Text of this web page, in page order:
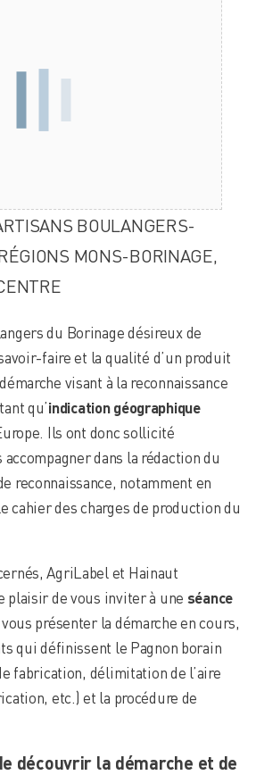
BOULANGERS-
MONS-BORINAGE,
du Borinage désireux de
faire et la qualité d’un produit
visant à la reconnaissance
qu’indication géographique
Ils ont donc sollicité
accompagner dans la rédaction du
reconnaissance, notamment en
cahier des charges de production du
AgriLabel et Hainaut
plaisir de vous inviter à une séance
présenter la démarche en cours,
qui définissent le Pagnon borain
fabrication, délimitation de l’aire
etc.) et la procédure de
découvrir la démarche et de